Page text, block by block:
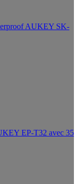
AUKEY SK-
EP-T32 avec 35